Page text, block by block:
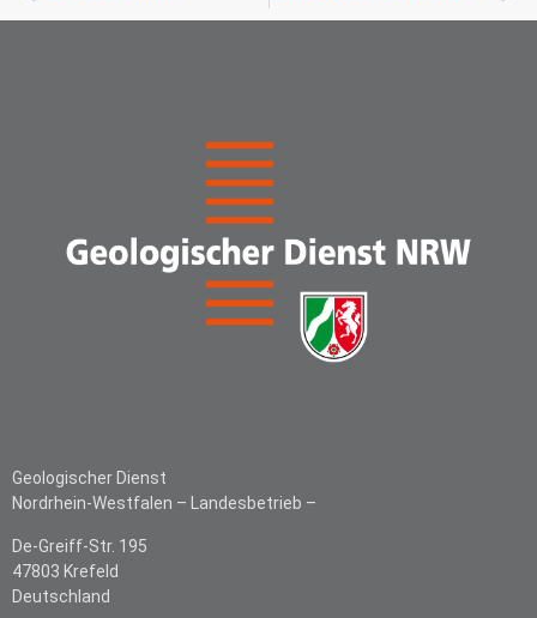
Geologischer Dienst
Nordrhein-Westfalen – Landesbetrieb –
De-Greiff-Str. 195
47803 Krefeld
Deutschland